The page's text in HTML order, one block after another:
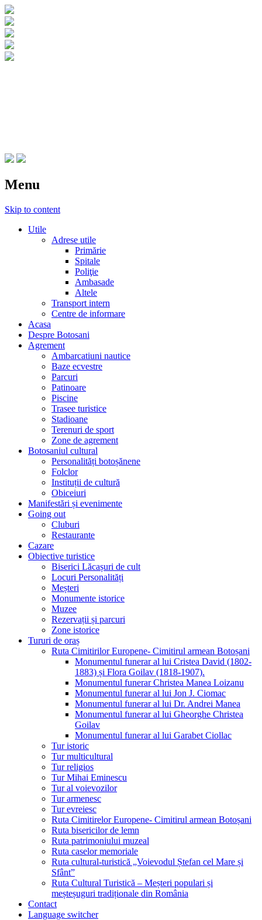
Menu
Skip to content
Utile
Adrese utile
Primărie
Spitale
Poliţie
Ambasade
Altele
Transport intern
Centre de informare
Acasa
Despre Botosani
Agrement
Ambarcatiuni nautice
Baze ecvestre
Parcuri
Patinoare
Piscine
Trasee turistice
Stadioane
Terenuri de sport
Zone de agrement
Botosaniul cultural
Personalități botoșănene
Folclor
Instituții de cultură
Obiceiuri
Manifestări și evenimente
Going out
Cluburi
Restaurante
Cazare
Obiective turistice
Biserici Lăcașuri de cult
Locuri Personalități
Meșteri
Monumente istorice
Muzee
Rezervații și parcuri
Zone istorice
Tururi de oraș
Ruta Cimitirilor Europene- Cimitirul armean Botoșani
Monumentul funerar al lui Cristea David (1802-
1883) și Flora Goilav (1818-1907).
Monumentul funerar Christea Manea Loizanu
Monumentul funerar al lui Jon J. Ciomac
Monumentul funerar al lui Dr. Andrei Manea
Monumentul funerar al lui Gheorghe Christea
Goilav
Monumentul funerar al lui Garabet Ciollac
Tur istoric
Tur multicultural
Tur religios
Tur Mihai Eminescu
Tur al voievozilor
Tur armenesc
Tur evreiesc
Ruta Cimitirelor Europene- Cimitirul armean Botoșani
Ruta bisericilor de lemn
Ruta patrimoniului muzeal
Ruta caselor memoriale
Ruta cultural-turistică „Voievodul Ștefan cel Mare și
Sfânt”
Ruta Cultural Turistică – Meșteri populari și
meșteșuguri tradiționale din România
Contact
Language switcher